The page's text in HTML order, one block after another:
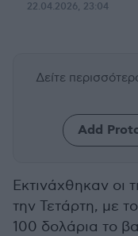
22.04.2026, 23:04
Δείτε
Add
Εκτινάχθηκαν οι
την Τετάρτη, με το
100 δολάρια το